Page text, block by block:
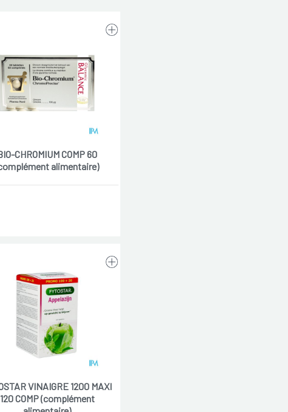
CHROMIUM COMP 60
alimentaire)
VINAIGRE 1200 MAXI
120 COMP (complément